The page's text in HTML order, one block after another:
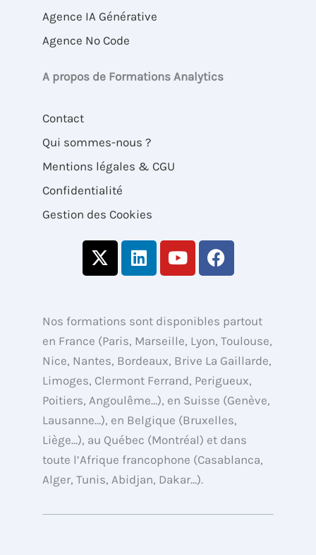
Agence IA Générative
Agence No Code
A propos de Formations Analytics
Contact
Qui sommes-nous ?
Mentions légales & CGU
Confidentialité
Gestion des Cookies
X
-
i
t
t
e
r
L
i
e
d
i
n
Y
o
u
b
e
F
a
b
o
o
k
Nos formations sont disponibles partout
en France (Paris, Marseille, Lyon, Toulouse,
Nice, Nantes, Bordeaux, Brive La Gaillarde,
Limoges, Clermont Ferrand, Perigueux,
Poitiers, Angoulême…), en Suisse (Genève,
Lausanne…), en Belgique (Bruxelles,
Liège…), au Québec (Montréal) et dans
toute l’Afrique francophone (Casablanca,
Alger, Tunis, Abidjan, Dakar…).